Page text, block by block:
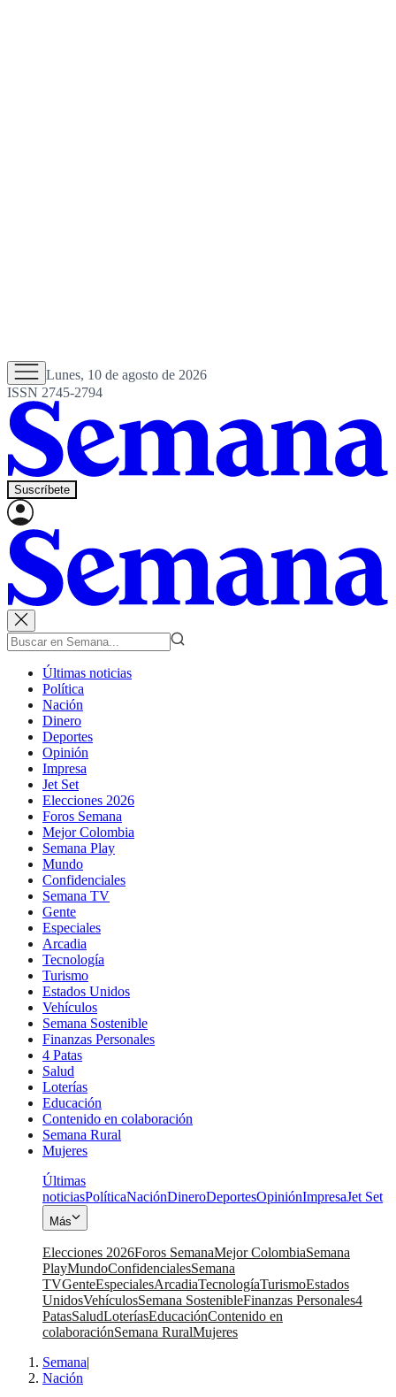
Lunes, 10 de agosto de 2026
ISSN 2745-2794
Suscríbete
Últimas noticias
Política
Nación
Dinero
Deportes
Opinión
Impresa
Jet Set
Elecciones 2026
Foros Semana
Mejor Colombia
Semana Play
Mundo
Confidenciales
Semana TV
Gente
Especiales
Arcadia
Tecnología
Turismo
Estados Unidos
Vehículos
Semana Sostenible
Finanzas Personales
4 Patas
Salud
Loterías
Educación
Contenido en colaboración
Semana Rural
Mujeres
Últimas
noticiasPolíticaNaciónDineroDeportesOpiniónImpresaJet Set
Más
Elecciones 2026Foros SemanaMejor ColombiaSemana
PlayMundoConfidencialesSemana
TVGenteEspecialesArcadiaTecnologíaTurismoEstados
UnidosVehículosSemana SostenibleFinanzas Personales4
PatasSaludLoteríasEducaciónContenido en
colaboraciónSemana RuralMujeres
Semana|
Nación